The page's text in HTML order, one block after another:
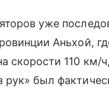
уже
Аньхой,
скорости 110 км/
рук» был